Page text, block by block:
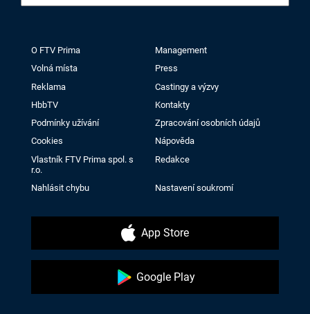
O FTV Prima
Management
Volná místa
Press
Reklama
Castingy a výzvy
HbbTV
Kontakty
Podmínky užívání
Zpracování osobních údajů
Cookies
Nápověda
Vlastník FTV Prima spol. s
r.o.
Redakce
Nahlásit chybu Nastavení soukromí
App Store
Google Play